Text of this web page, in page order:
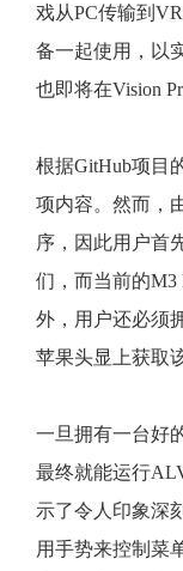
戏从PC传输到
备一起使用，以
也即将在Vision
根据GitHub项目
项内容。然而，
序，因此用户首
们，而当前的M3
外，用户还必须
苹果头显上获取
一旦拥有一台好
最终就能运行
示了令人印象深
用手势来控制菜